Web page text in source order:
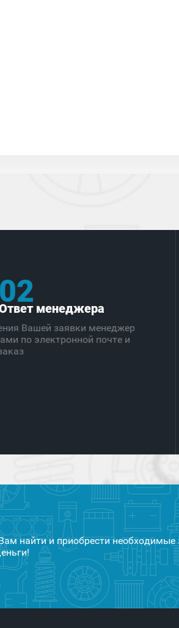
02 менеджера
Вашей заявки менеджер
по электронной почте и
найти и приобрести необходимые